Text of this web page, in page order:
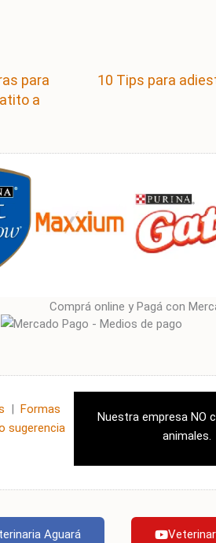
para
a
10 Tips para
Comprá online y Pagá con
| Formas
sugerencia
Nuestra empresa NO
animales.
Aguará